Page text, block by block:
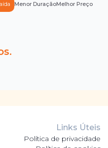
Menor DuraçãoMelhor Preço
Links Úteis
Política de privacidade